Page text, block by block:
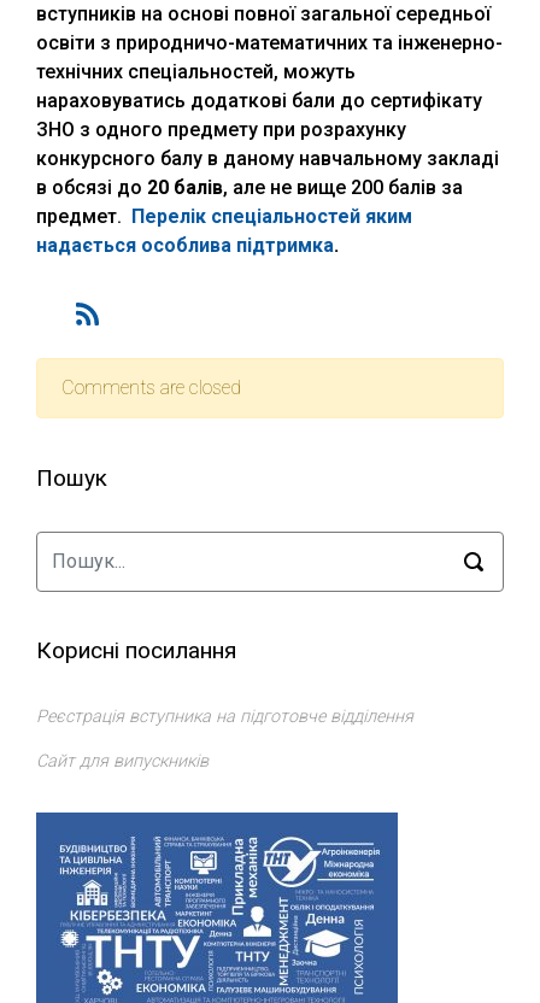
вступників на основі повної загальної середньої
освіти з природничо-математичних та інженерно-
технічних спеціальностей, можуть
нараховуватись додаткові бали до сертифікату
ЗНО з одного предмету при розрахунку
конкурсного балу в даному навчальному закладі
в обсязі до 20 балів, але не вище 200 балів за
предмет. Перелік спеціальностей яким
надається особлива підтримка.
Comments are closed
Пошук
Корисні посилання
Реєстрація вступника на підготовче відділення
Сайт для випускників